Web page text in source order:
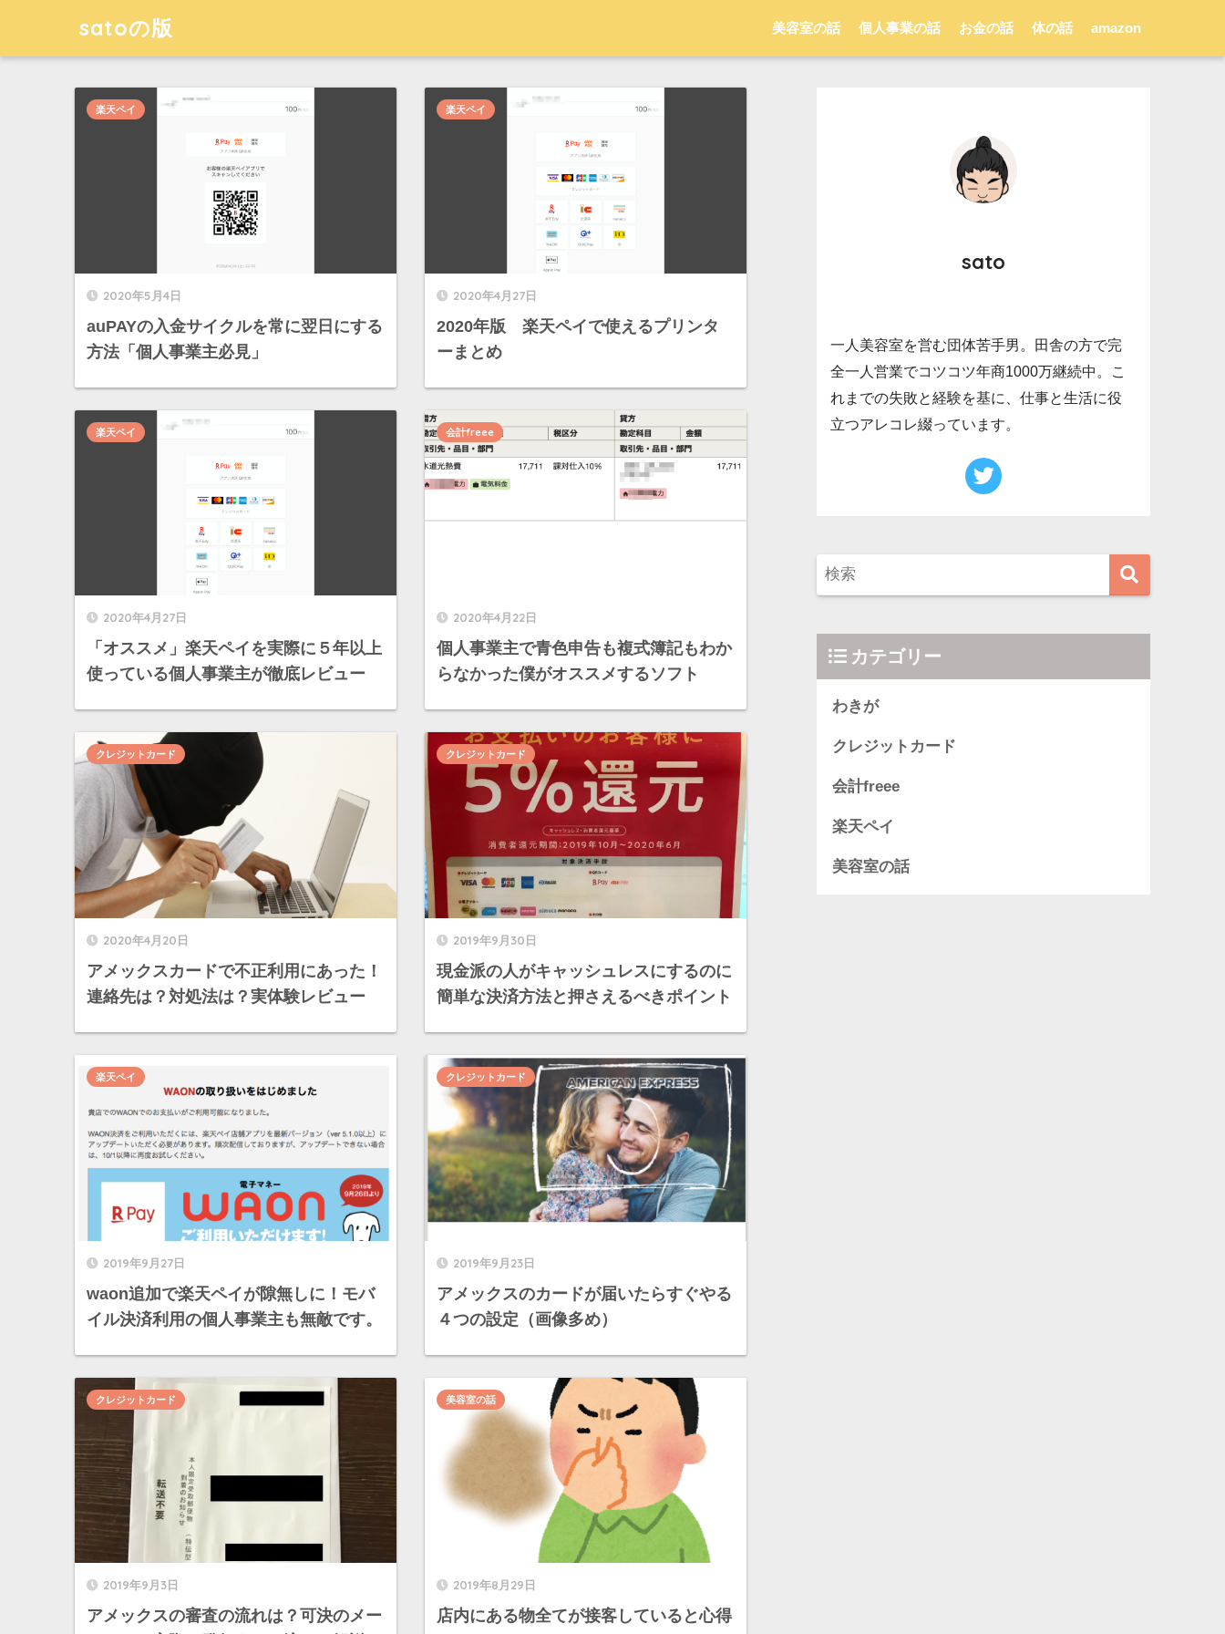
satoの版 美容室の話 個人事業の話 お金の話 体の話 amazon
2020年5月4日
auPAYの入金サイクルを常に翌日にする
方法「個人事業主必見」
楽天ペイ
2020年4月27日
2020年版 楽天ペイで使えるプリンタ
ーまとめ
楽天ペイ
2020年4月27日
「オススメ」楽天ペイを実際に５年以上
使っている個人事業主が徹底レビュー
楽天ペイ
2020年4月22日
個人事業主で青色申告も複式簿記もわか
らなかった僕がオススメするソフト
会計freee
2020年4月20日
アメックスカードで不正利用にあった！
連絡先は？対処法は？実体験レビュー
クレジットカード
2019年9月30日
現金派の人がキャッシュレスにするのに
簡単な決済方法と押さえるべきポイント
クレジットカード
2019年9月27日
waon追加で楽天ペイが隙無しに！モバ
イル決済利用の個人事業主も無敵です。
楽天ペイ
2019年9月23日
アメックスのカードが届いたらすぐやる
４つの設定（画像多め）
クレジットカード
2019年9月3日
アメックスの審査の流れは？可決のメー
クレジットカード
2019年8月29日
店内にある物全てが接客していると心得
美容室の話
sato
一人美容室を営む団体苦手男。田舎の方で完
全一人営業でコツコツ年商1000万継続中。こ
れまでの失敗と経験を基に、仕事と生活に役
立つアレコレ綴っています。
カテゴリー
わきが
クレジットカード
会計freee
楽天ペイ
美容室の話